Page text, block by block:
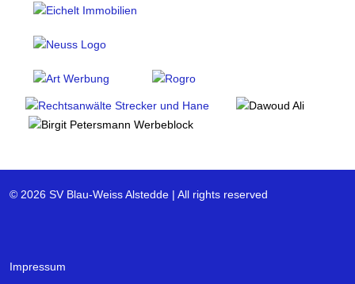
© 2026 SV Blau-Weiss Alstedde | All rights reserved
Impressum